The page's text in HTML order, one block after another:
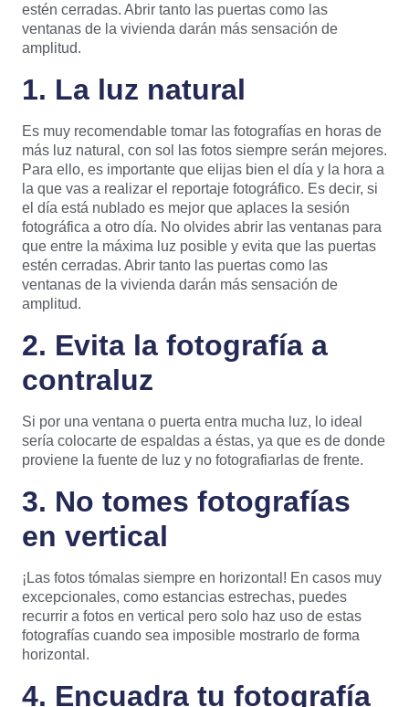
estén cerradas. Abrir tanto las puertas como las
ventanas de la vivienda darán más sensación de
amplitud.
1. La luz natural
Es muy recomendable tomar las fotografías en horas de
más luz natural, con sol las fotos siempre serán mejores.
Para ello, es importante que elijas bien el día y la hora a
la que vas a realizar el reportaje fotográfico. Es decir, si
el día está nublado es mejor que aplaces la sesión
fotográfica a otro día. No olvides abrir las ventanas para
que entre la máxima luz posible y evita que las puertas
estén cerradas. Abrir tanto las puertas como las
ventanas de la vivienda darán más sensación de
amplitud.
2. Evita la fotografía a
contraluz
Si por una ventana o puerta entra mucha luz, lo ideal
sería colocarte de espaldas a éstas, ya que es de donde
proviene la fuente de luz y no fotografiarlas de frente.
3. No tomes fotografías
en vertical
¡Las fotos tómalas siempre en horizontal! En casos muy
excepcionales, como estancias estrechas, puedes
recurrir a fotos en vertical pero solo haz uso de estas
fotografías cuando sea imposible mostrarlo de forma
horizontal.
4. Encuadra tu fotografía